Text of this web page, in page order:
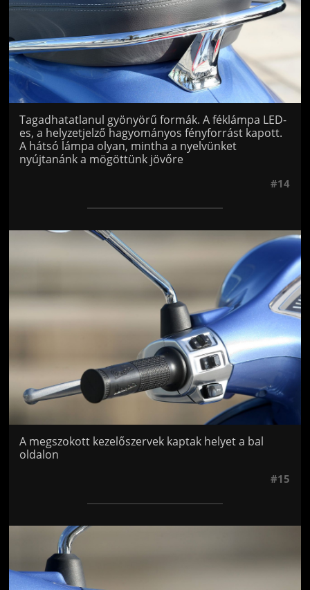
Tagadhatatlanul gyönyörű formák. A féklámpa LED-
es, a helyzetjelző hagyományos fényforrást kapott.
A hátsó lámpa olyan, mintha a nyelvünket
nyújtanánk a mögöttünk jövőre
#14
Jön még kép!
A megszokott kezelőszervek kaptak helyet a bal
oldalon
#15